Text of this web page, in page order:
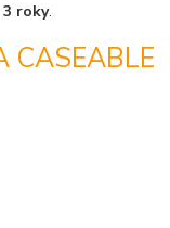
3 roky.
CASEABLE